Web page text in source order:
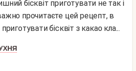
бісквіт приготувати не так і
прочитаєте цей рецепт, в
бісквіт з какао кла...